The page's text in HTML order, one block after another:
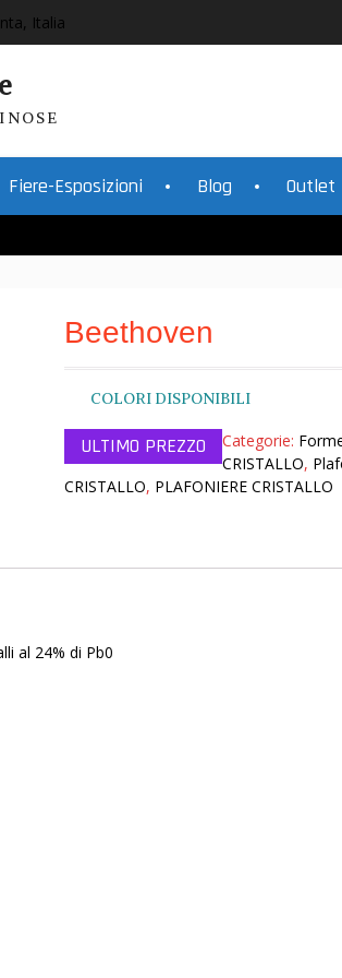
Italia
Fiere-Esposizioni Blog Outlet
Beethoven
COLORI DISPONIBILI
Categorie:
CRISTALLO,
CRISTALLO, PLAFONIERE CRISTALLO
al 24% di Pb0